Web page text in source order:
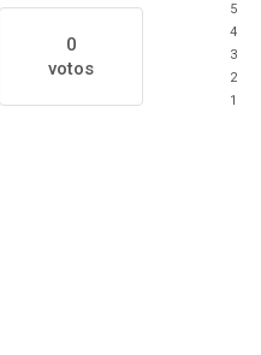
0
votos
5
4
3
2
1